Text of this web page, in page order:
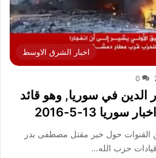
اخبار الشرق الاوسط
0
في سوريا, وهو قائد
13-5-2016
القنوات حول خبر مقتل مصطفى بدر
حزب الله…